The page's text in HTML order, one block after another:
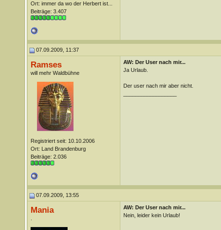
Ort: immer da wo der Herbert ist...
Beiträge: 3.407
07.09.2009, 11:37
Ramses
will mehr Waldbühne
Registriert seit: 10.10.2006
Ort: Land Brandenburg
Beiträge: 2.036
AW: Der User nach mir...
Ja Urlaub.
Der user nach mir aber nicht.
07.09.2009, 13:55
Mania
AW: Der User nach mir...
Nein, leider kein Urlaub!